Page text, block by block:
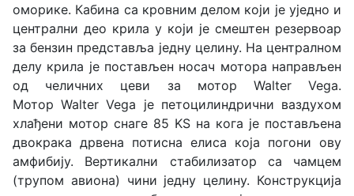
оморике. Кабина са кровним делом који је уједно и
централни део крила у који је смештен резервоар
за бензин представља једну целину. На централном
делу крила је постављен носач мотора направљен
од челичних цеви за мотор Walter Vega.
Мотор Walter Vega је петоцилиндрични ваздухом
хлађени мотор снаге 85 KS на кога је постављена
двокрака дрвена потисна елиса која погони ову
амфибију. Вертикални стабилизатор са чамцем
(трупом авиона) чини једну целину. Конструкција